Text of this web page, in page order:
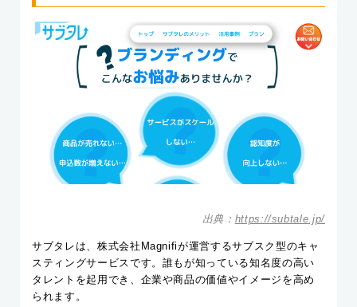
出典： https://subtale.jp/
サブタレは、株式会社Magnifiが運営するサブスク型のキャ
スティングサービスです。誰もが知っている知名度の高い
タレントを起用でき、企業や商品の価値やイメージを高め
られます。